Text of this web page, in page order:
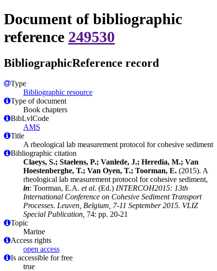
Document of bibliographic
reference 249530
BibliographicReference record
Type
Bibliographic resource
Type of document
Book chapters
BibLvlCode
AMS
Title
A rheological lab measurement protocol for cohesive sediment
Bibliographic citation
Claeys, S.; Staelens, P.; Vanlede, J.; Heredia, M.; Van
Hoestenberghe, T.; Van Oyen, T.; Toorman, E. (2015). A
rheological lab measurement protocol for cohesive sediment,
in: Toorman, E.A. et al. (Ed.) INTERCOH2015: 13th
International Conference on Cohesive Sediment Transport
Processes. Leuven, Belgium, 7-11 September 2015. VLIZ
Special Publication, 74: pp. 20-21
Topic
Marine
Access rights
open access
Is accessible for free
true